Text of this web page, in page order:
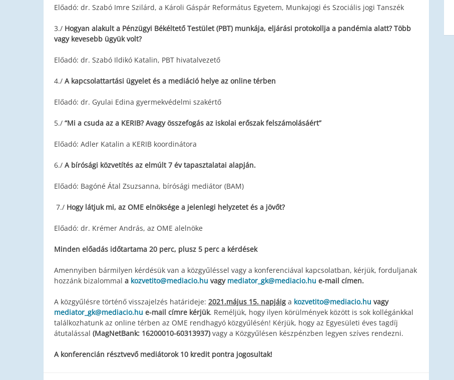
Előadó: dr. Szabó Imre Szilárd, a Károli Gáspár Református Egyetem, Munkajogi és Szociális jogi Tanszék
3./ Hogyan alakult a Pénzügyi Békéltető Testület (PBT) munkája, eljárási protokollja a pandémia alatt? Több
vagy kevesebb ügyük volt?
Előadó: dr. Szabó Ildikó Katalin, PBT hivatalvezető
4./ A kapcsolattartási ügyelet és a mediáció helye az online térben
Előadó: dr. Gyulai Edina gyermekvédelmi szakértő
5./ “Mi a csuda az a KERIB? Avagy összefogás az iskolai erőszak felszámolásáért”
Előadó: Adler Katalin a KERIB koordinátora
6./ A bírósági közvetítés az elmúlt 7 év tapasztalatai alapján.
Előadó: Bagóné Átal Zsuzsanna, bírósági mediátor (BAM)
7./ Hogy látjuk mi, az OME elnöksége a jelenlegi helyzetet és a jövőt?
Előadó: dr. Krémer András, az OME alelnöke
Minden előadás időtartama 20 perc, plusz 5 perc a kérdések
Amennyiben bármilyen kérdésük van a közgyűléssel vagy a konferenciával kapcsolatban, kérjük, forduljanak
hozzánk bizalommal a kozvetito@mediacio.hu vagy mediator_gk@mediacio.hu e-mail címen.
A közgyűlésre történő visszajelzés határideje: 2021.május 15. napjáig a kozvetito@mediacio.hu vagy
mediator_gk@mediacio.hu e-mail címre kérjük. Reméljük, hogy ilyen körülmények között is sok kollégánkkal
találkozhatunk az online térben az OME rendhagyó közgyűlésén! Kérjük, hogy az Egyesületi éves tagdíj
átutalással (MagNetBank: 16200010-60313937) vagy a Közgyűlésen készpénzben legyen szíves rendezni.
A konferencián résztvevő mediátorok 10 kredit pontra jogosultak!